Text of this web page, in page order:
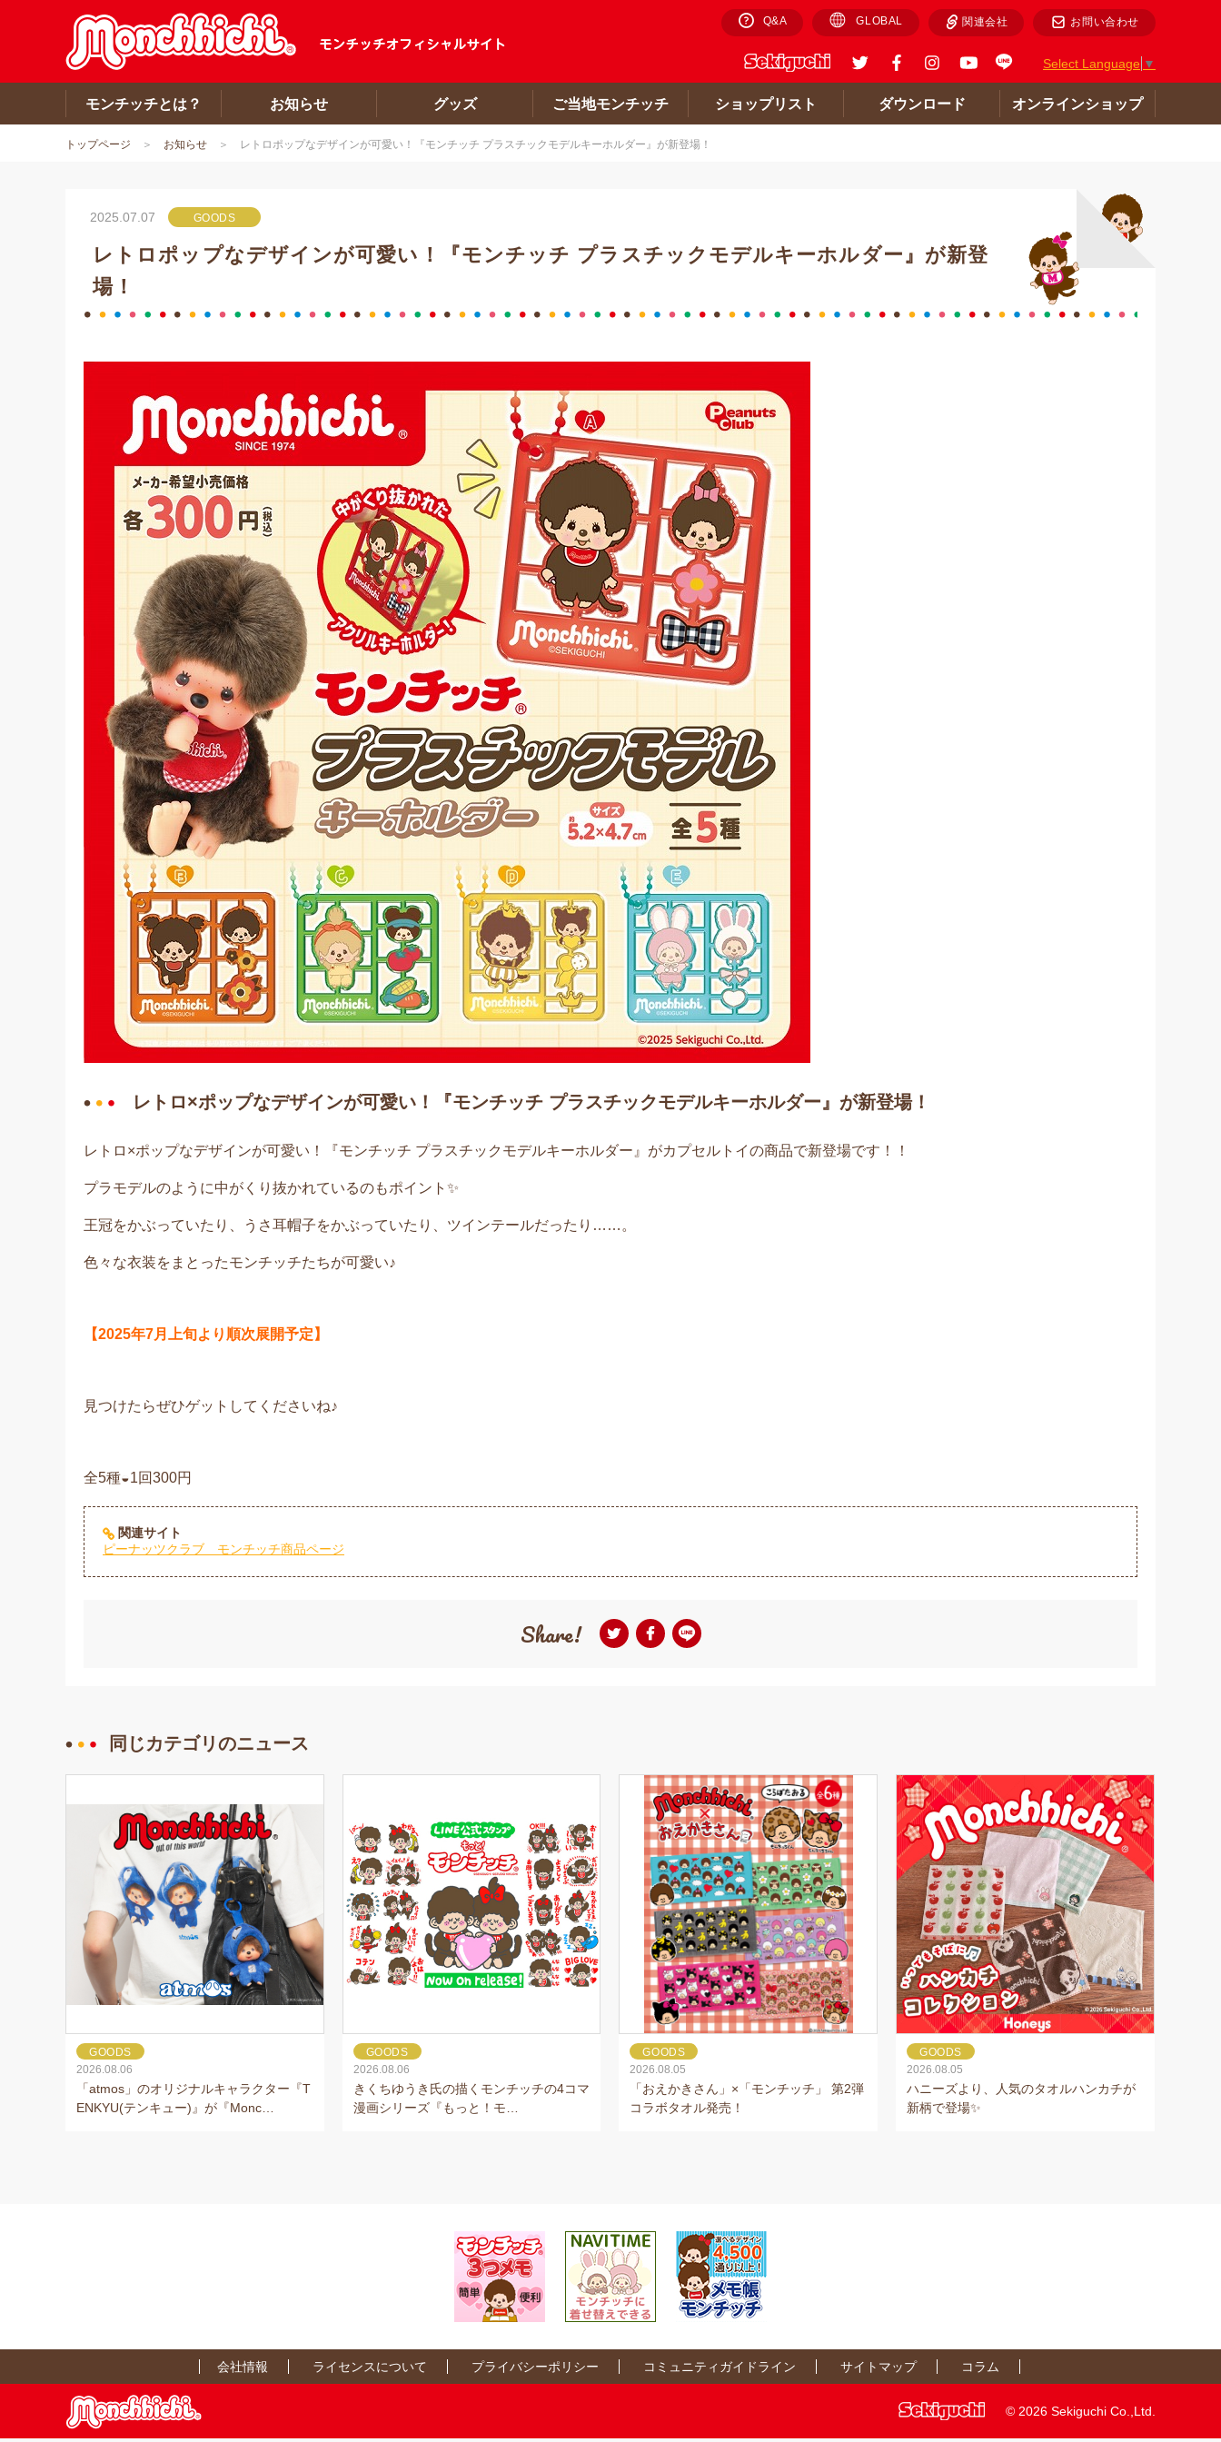
Q&A GLOBAL 関連会社 お問い合わせ
Select Language ▼
モンチッチとは？ お知らせ グッズ ご当地モンチッチ ショップリスト ダウンロード オンラインショップ
トップページ お知らせ レトロポップなデザインが可愛い！『モンチッチ プラスチックモデルキーホルダー』が新登場！
2025.07.07 GOODS
レトロポップなデザインが可愛い！『モンチッチ プラスチックモデルキーホルダー』が新登
場！
レトロ×ポップなデザインが可愛い！『モンチッチ プラスチックモデルキーホルダー』が新登場！
レトロ×ポップなデザインが可愛い！ 『モンチッチ プラスチックモデルキーホルダー』がカプセルトイの商品で新登場です！！
プラモデルのように中がくり抜かれているのもポイント✨
王冠をかぶっていたり、うさ耳帽子をかぶっていたり、ツインテールだったり……。
色々な衣装をまとったモンチッチたちが可愛い♪
【2025年7月上旬より順次展開予定】
見つけたらぜひゲットしてくださいね♪
全5種◒1回300円
関連サイト
ピーナッツクラブ モンチッチ商品ページ
Share!
同じカテゴリのニュース
GOODS
2026.08.06
「atmos」のオリジナルキャラクター『T
ENKYU(テンキュー)』が『Monc…
GOODS
2026.08.06
きくちゆうき氏の描くモンチッチの4コマ
漫画シリーズ『もっと！モ…
GOODS
2026.08.05
「おえかきさん」×「モンチッチ」 第2弾
コラボタオル発売！
GOODS
2026.08.05
ハニーズより、人気のタオルハンカチが
新柄で登場✨
会社情報 ライセンスについて プライバシーポリシー コミュニティガイドライン サイトマップ コラム
© 2026 Sekiguchi Co.,Ltd.